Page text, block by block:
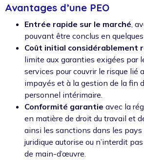
Avantages d’une PEO
Entrée rapide sur le marché,
pouvant être conclus en
Coût initial considérablement
limite aux garanties exigées par
services pour couvrir le risque lié
impayés et à la gestion de la fin
personnel intérimaire.
Conformité garantie avec la
en matière de droit du travail et
ainsi les sanctions dans les pays
juridique autorise ou n’interdit
de main-d’œuvre.